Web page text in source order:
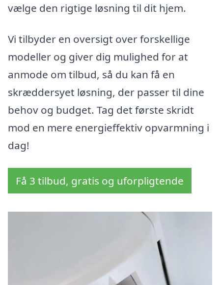
vælge den rigtige løsning til dit hjem.
Vi tilbyder en oversigt over forskellige
modeller og giver dig mulighed for at
anmode om tilbud, så du kan få en
skræddersyet løsning, der passer til dine
behov og budget. Tag det første skridt
mod en mere energieffektiv opvarmning i
dag!
Få 3 tilbud, gratis og uforpligtende